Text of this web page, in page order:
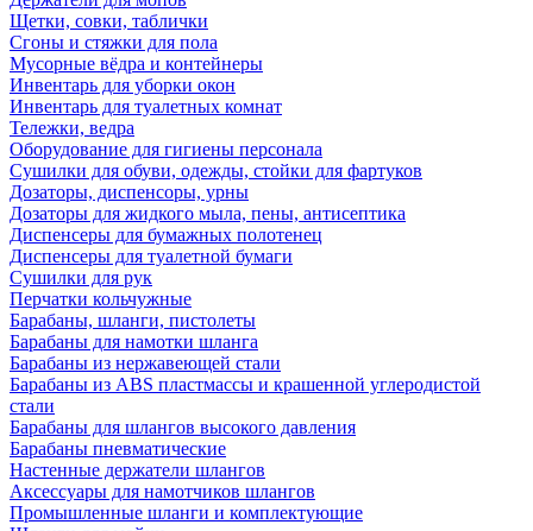
Щетки, совки, таблички
Сгоны и стяжки для пола
Мусорные вёдра и контейнеры
Инвентарь для уборки окон
Инвентарь для туалетных комнат
Тележки, ведра
Оборудование для гигиены персонала
Сушилки для обуви, одежды, стойки для фартуков
Дозаторы, диспенсоры, урны
Дозаторы для жидкого мыла, пены, антисептика
Диспенсеры для бумажных полотенец
Диспенсеры для туалетной бумаги
Сушилки для рук
Перчатки кольчужные
Барабаны, шланги, пистолеты
Барабаны для намотки шланга
Барабаны из нержавеющей стали
Барабаны из ABS пластмассы и крашенной углеродистой
стали
Барабаны для шлангов высокого давления
Барабаны пневматические
Настенные держатели шлангов
Аксессуары для намотчиков шлангов
Промышленные шланги и комплектующие